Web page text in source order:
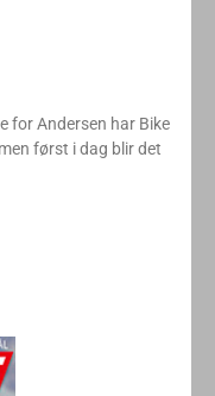
for Andersen har Bike
først i dag blir det